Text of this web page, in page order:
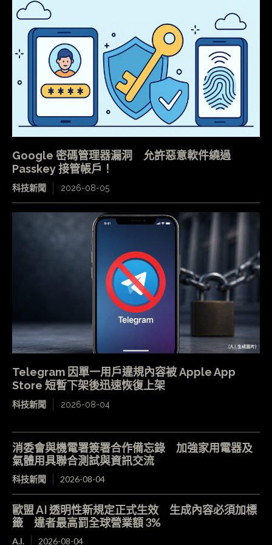
Google 密碼管理器漏洞 允許惡意軟件繞過
Passkey 接管帳戶！
科技新聞 2026-08-05
Telegram 因單一用戶違規內容被 Apple App
Store 短暫下架後迅速恢復上架
科技新聞 2026-08-04
消委會與機電署簽署合作備忘錄 加強家用電器及
氣體用具聯合測試與資訊交流
科技新聞 2026-08-04
歐盟 AI 透明性新規定正式生效 生成內容必須加標
籤 違者最高罰全球營業額 3%
A.I. 2026-08-04